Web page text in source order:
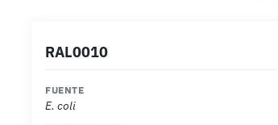
RAL0010
FUENTE
E. coli